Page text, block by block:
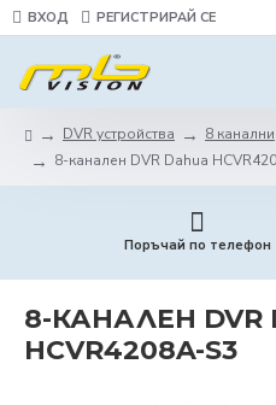
ВХОД РЕГИСТРИРАЙ СЕ
DVR устройства
8 канални
8-канален DVR Dahua
Поръчай по телефон
8-КАНАЛЕН DVR
HCVR4208A-S3